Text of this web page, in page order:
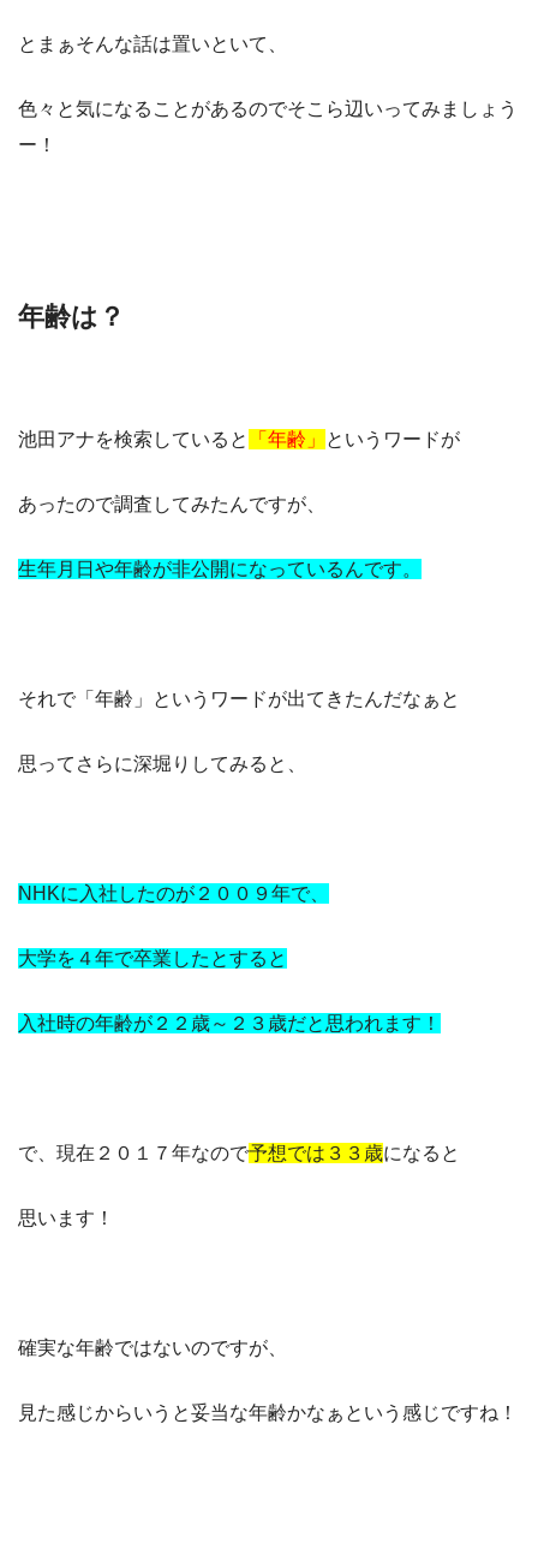
とまぁそんな話は置いといて、
色々と気になることがあるのでそこら辺いってみましょう
ー！
年齢は？
池田アナを検索していると 「年齢」 というワードが
あったので調査してみたんですが、
生年月日や年齢が非公開になっているんです。
それで「年齢」というワードが出てきたんだなぁと
思ってさらに深堀りしてみると、
NHKに入社したのが２００９年で、
大学を４年で卒業したとすると
入社時の年齢が２２歳～２３歳だと思われます！
で、現在２０１７年なので予想では３３歳になると
思います！
確実な年齢ではないのですが、
見た感じからいうと妥当な年齢かなぁという感じですね！